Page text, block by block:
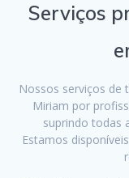
Serviços
Nossos serviços de
Miriam por
suprindo todas
Estamos